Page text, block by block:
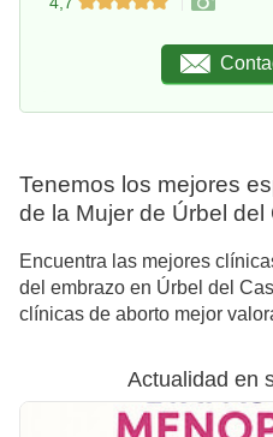
Tenemos los mejores
de la Mujer de Úrbel del
Encuentra las mejores
del embrazo en Úrbel del
clínicas de aborto mejor
Actualidad en